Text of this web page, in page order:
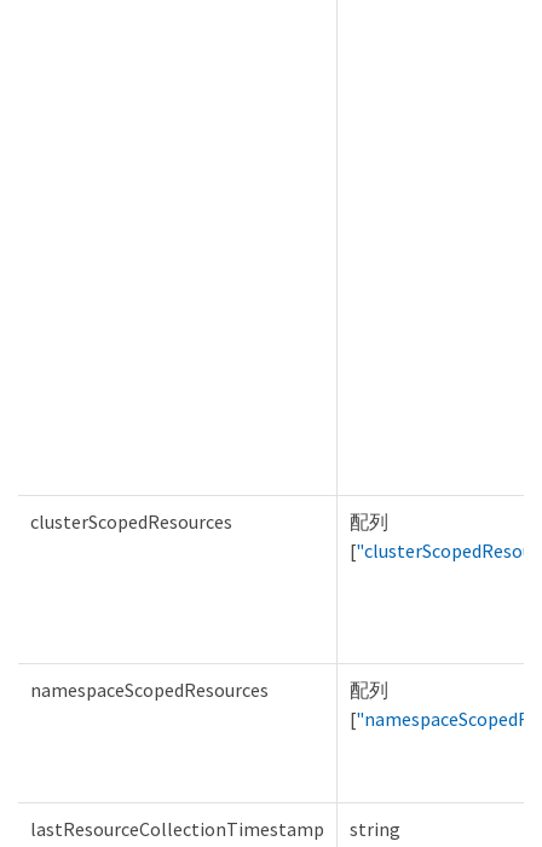
clusterScopedResources
配列
[
namespaceScopedResources
配列
[
lastResourceCollectionTimestamp string